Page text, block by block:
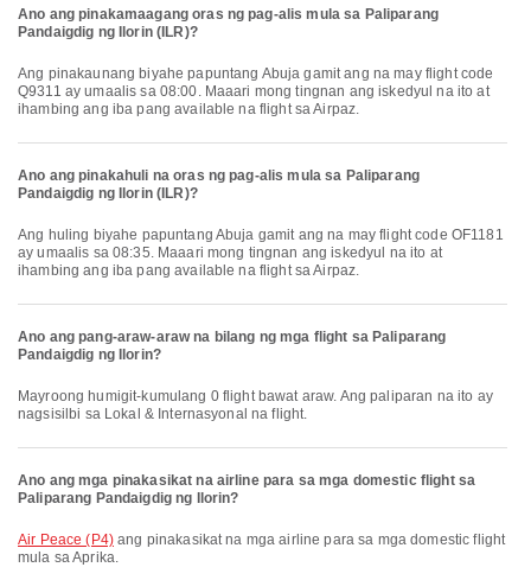
Ano ang pinakamaagang oras ng pag-alis mula sa Paliparang
Pandaigdig ng Ilorin (ILR)?
Ang pinakaunang biyahe papuntang Abuja gamit ang na may flight code
Q9311 ay umaalis sa 08:00. Maaari mong tingnan ang iskedyul na ito at
ihambing ang iba pang available na flight sa Airpaz.
Ano ang pinakahuli na oras ng pag-alis mula sa Paliparang
Pandaigdig ng Ilorin (ILR)?
Ang huling biyahe papuntang Abuja gamit ang na may flight code OF1181
ay umaalis sa 08:35. Maaari mong tingnan ang iskedyul na ito at
ihambing ang iba pang available na flight sa Airpaz.
Ano ang pang-araw-araw na bilang ng mga flight sa Paliparang
Pandaigdig ng Ilorin?
Mayroong humigit-kumulang 0 flight bawat araw. Ang paliparan na ito ay
nagsisilbi sa Lokal & Internasyonal na flight.
Ano ang mga pinakasikat na airline para sa mga domestic flight sa
Paliparang Pandaigdig ng Ilorin?
Air Peace (P4)ang pinakasikat na mga airline para sa mga domestic flight
mula sa Aprika.